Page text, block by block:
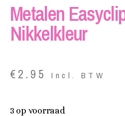
Metalen
Nikkelkleur
€2.95 Incl. BTW
3 op voorraad